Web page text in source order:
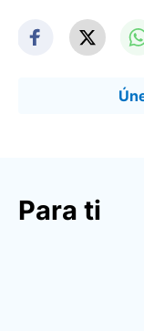
Para ti